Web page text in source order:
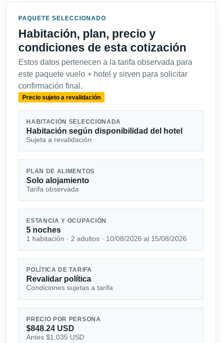
PAQUETE SELECCIONADO
Habitación, plan, precio y
condiciones de esta cotización
Estos datos pertenecen a la tarifa observada para
este paquete vuelo + hotel y sirven para solicitar
confirmación final.
Precio sujeto a revalidación
HABITACIÓN SELECCIONADA
Habitación según disponibilidad del hotel
Sujeta a revalidación
PLAN DE ALIMENTOS
Solo alojamiento
Tarifa observada
ESTANCIA Y OCUPACIÓN
5 noches
1 habitación · 2 adultos · 10/08/2026 al 15/08/2026
POLÍTICA DE TARIFA
Revalidar política
Condiciones sujetas a tarifa
PRECIO POR PERSONA
$848.24 USD
Antes $1,035 USD